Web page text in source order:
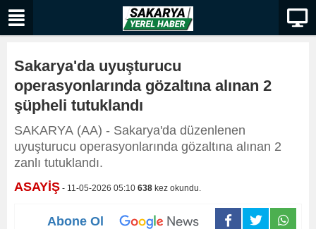
Sakarya'da uyuşturucu
operasyonlarında gözaltına alınan 2
şüpheli tutuklandı
SAKARYA (AA) - Sakarya'da düzenlenen
uyuşturucu operasyonlarında gözaltına alınan 2
zanlı tutuklandı.
ASAYİŞ - 11-05-2026 05:10 638 kez okundu.
Abone Ol